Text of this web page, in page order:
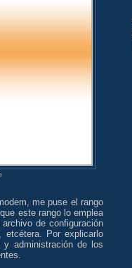
me puse el rango
este rango lo emplea
de configuración
etcétera. Por explicarlo
administración de los